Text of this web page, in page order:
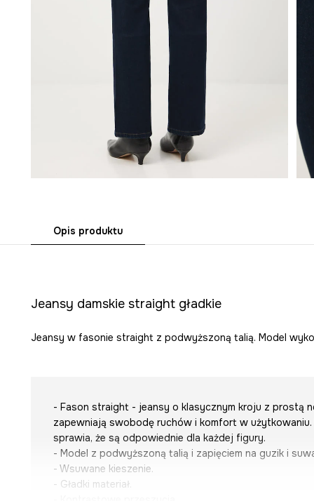
Opis produktu
Jeansy damskie straight gładkie
Jeansy w fasonie straight z podwyższoną talią. Model
- Fason straight - jeansy o klasycznym kroju z prostą
zapewniają swobodę ruchów i komfort w
sprawia, że są odpowiednie dla każdej figury.
- Model z podwyższoną talią i zapięciem na guzik i
- Wsuwane kieszenie.
- Gładki materiał.